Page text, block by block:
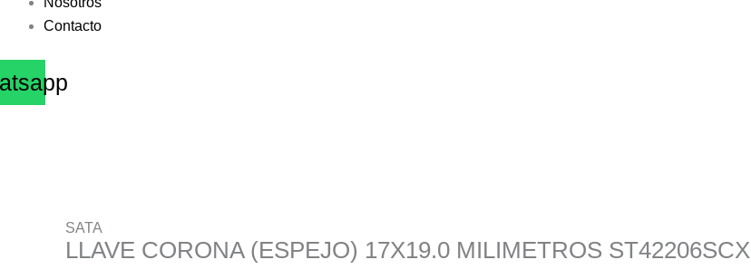
Contacto
SATA
LLAVE CORONA (ESPEJO) 17X19.0 MILIMETROS ST42206SCX